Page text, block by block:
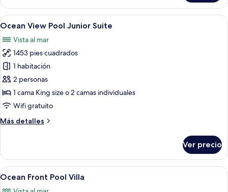
View
Pool
Villa
Abrir
todas
las
fotos
de
Ocean
View
Pool
Junior
Suite
Una piscina infinita con borde de
8
Ocean View Pool Junior Suite
Vista al mar
1453 pies cuadrados
1 habitación
2 personas
1 cama King size o 2 camas individuales
Wifi gratuito
Más detalles
Más
View
Pool
Junior
Ver precio
Abrir
todas
Vista aérea de un resort con
8
Ocean Front Pool Villa